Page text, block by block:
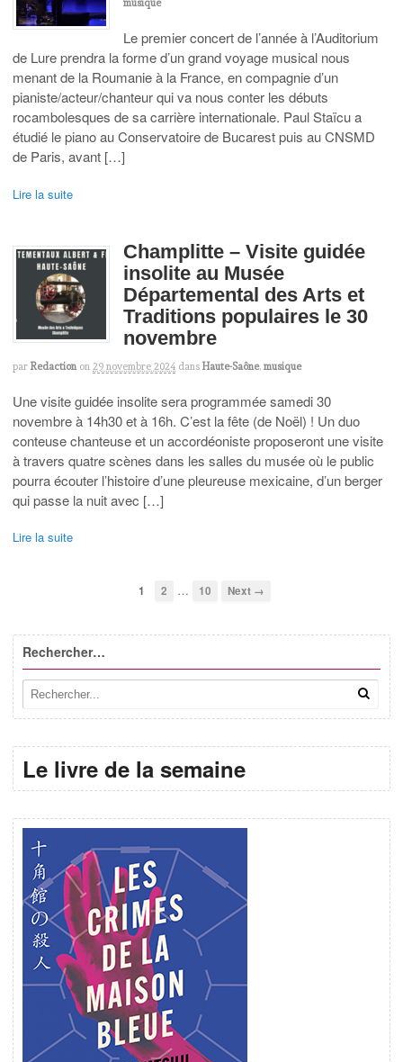
musique
Le premier concert de l’année à l’Auditorium
de Lure prendra la forme d’un grand voyage musical nous
menant de la Roumanie à la France, en compagnie d’un
pianiste/acteur/chanteur qui va nous conter les débuts
rocambolesques de sa carrière internationale. Paul Staïcu a
étudié le piano au Conservatoire de Bucarest puis au CNSMD
de Paris, avant […]
Lire la suite
Champlitte – Visite guidée
insolite au Musée
Départemental des Arts et
Traditions populaires le 30
novembre
par Redaction on 29 novembre 2024 dans Haute-Saône, musique
Une visite guidée insolite sera programmée samedi 30
novembre à 14h30 et à 16h. C’est la fête (de Noël) ! Un duo
conteuse chanteuse et un accordéoniste proposeront une visite
à travers quatre scènes dans les salles du musée où le public
pourra écouter l’histoire d’une pleureuse mexicaine, d’un berger
qui passe la nuit avec […]
Lire la suite
1 2 … 10 Next →
Rechercher…
Le livre de la semaine